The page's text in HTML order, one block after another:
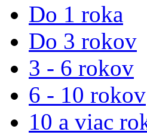
Do 1 roka
Do 3 rokov
3 - 6 rokov
6 - 10 rokov
10 a viac